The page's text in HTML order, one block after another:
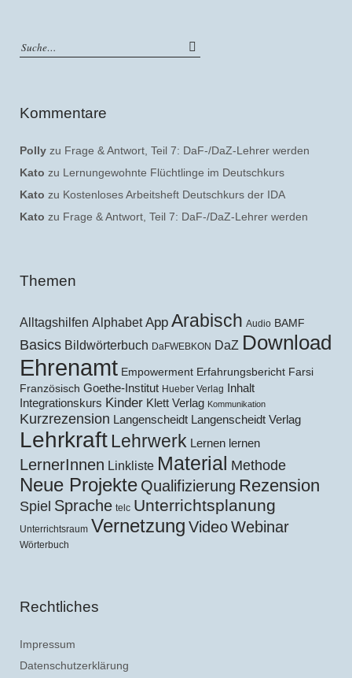
Kommentare
Polly zu Frage & Antwort, Teil 7: DaF-/DaZ-Lehrer werden
Kato zu Lernungewohnte Flüchtlinge im Deutschkurs
Kato zu Kostenloses Arbeitsheft Deutschkurs der IDA
Kato zu Frage & Antwort, Teil 7: DaF-/DaZ-Lehrer werden
Themen
Alltagshilfen Alphabet App Arabisch Audio BAMF
Basics Bildwörterbuch DaFWEBKON DaZ Download
Ehrenamt Empowerment Erfahrungsbericht Farsi
Französisch Goethe-Institut Hueber Verlag Inhalt
Integrationskurs Kinder Klett Verlag Kommunikation
Kurzrezension Langenscheidt Langenscheidt Verlag
Lehrkraft Lehrwerk Lernen lernen
LernerInnen Linkliste Material Methode
Neue Projekte Qualifizierung Rezension
Spiel Sprache telc Unterrichtsplanung
Unterrichtsraum Vernetzung VideoWebinar
Wörterbuch
Rechtliches
Impressum
Datenschutzerklärung